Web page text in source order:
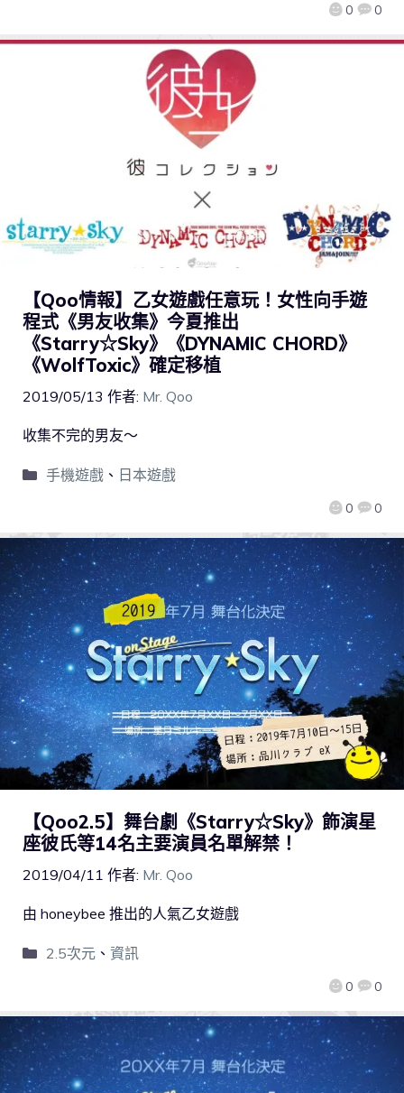
0 0
【Qoo情報】乙女遊戲任意玩！女性向手遊
程式《男友收集》今夏推出
《Starry☆Sky》《DYNAMIC CHORD》
《WolfToxic》確定移植
2019/05/13 作者: Mr. Qoo
0 0
收集不完的男友～
手機遊戲、 日本遊戲
【Qoo2.5】舞台劇《Starry☆Sky》飾演星
座彼氏等14名主要演員名單解禁！
2019/04/11 作者: Mr. Qoo
0 0
由 honeybee 推出的人氣乙女遊戲
2.5次元、 資訊